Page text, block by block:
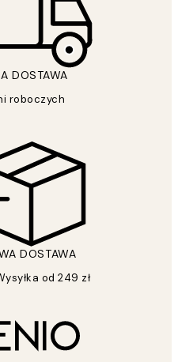
DOSTAWA
roboczych
DOSTAWA
od 249 zł